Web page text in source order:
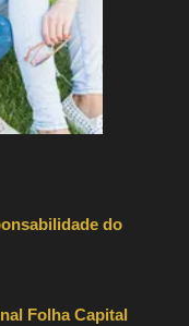
do
Folha Capital